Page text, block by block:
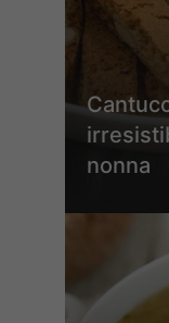
nonna